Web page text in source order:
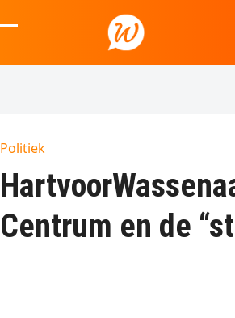
to
mobile
mobile
Politiek
Centrum en de